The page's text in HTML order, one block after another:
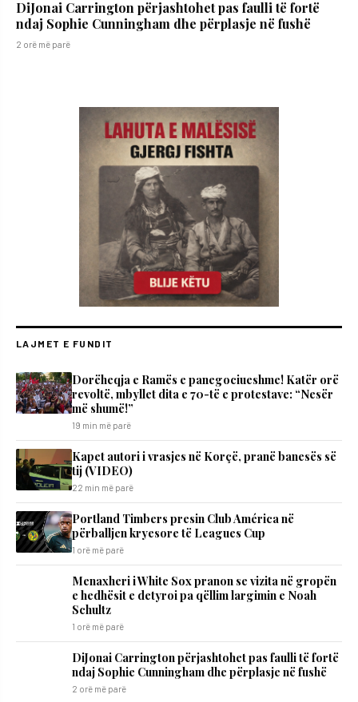
DiJonai Carrington përjashtohet pas faulli të fortë
ndaj Sophie Cunningham dhe përplasje në fushë
2 orë më parë
LAJMET E FUNDIT
Dorëheqja e Ramës e panegociueshme! Katër orë
revoltë, mbyllet dita e 70-të e protestave: “Nesër
më shumë!”
19 min më parë
Kapet autori i vrasjes në Korçë, pranë banesës së
tij (VIDEO)
22 min më parë
Portland Timbers presin Club América në
përballjen kryesore të Leagues Cup
1 orë më parë
Menaxheri i White Sox pranon se vizita në gropën
e hedhësit e detyroi pa qëllim largimin e Noah
Schultz
1 orë më parë
DiJonai Carrington përjashtohet pas faulli të fortë
ndaj Sophie Cunningham dhe përplasje në fushë
2 orë më parë